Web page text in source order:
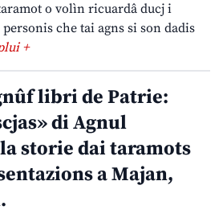
o volìn ricuardâ ducj i
che tai agns si son dadis
+
libri de Patrie:
di Agnul
storie dai taramots
a Majan,